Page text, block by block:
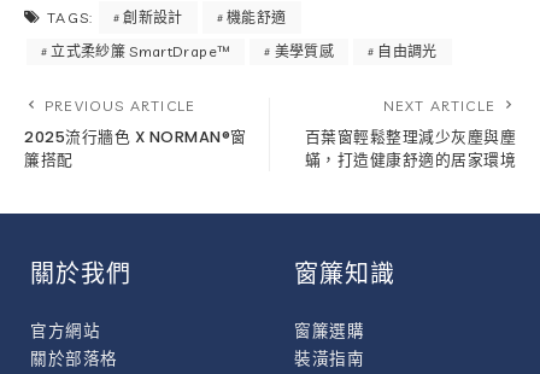
TAGS: 創新設計
機能舒適
立式柔紗簾 SmartDrape™
美學質感 自由調光
PREVIOUS ARTICLE
2025流行牆色 X NORMAN®窗
簾搭配
NEXT ARTICLE
百葉窗輕鬆整理減少灰塵與塵
蟎，打造健康舒適的居家環境
關於我們
官方網站
關於部落格
窗簾知識
窗簾選購
裝潢指南